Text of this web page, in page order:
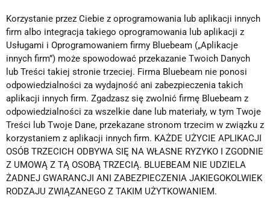
Korzystanie przez Ciebie z oprogramowania lub aplikacji innych
firm albo integracja takiego oprogramowania lub aplikacji z
Usługami i Oprogramowaniem firmy Bluebeam („Aplikacje
innych firm”) może spowodować przekazanie Twoich Danych
lub Treści takiej stronie trzeciej. Firma Bluebeam nie ponosi
odpowiedzialności za wydajność ani zabezpieczenia takich
aplikacji innych firm. Zgadzasz się zwolnić firmę Bluebeam z
odpowiedzialności za wszelkie dane lub materiały, w tym Twoje
Treści lub Twoje Dane, przekazane stronom trzecim w związku z
korzystaniem z aplikacji innych firm. KAŻDE UŻYCIE APLIKACJI
OSÓB TRZECICH ODBYWA SIĘ NA WŁASNE RYZYKO I ZGODNIE
Z UMOWĄ Z TĄ OSOBĄ TRZECIĄ. BLUEBEAM NIE UDZIELA
ŻADNEJ GWARANCJI ANI ZABEZPIECZENIA JAKIEGOKOLWIEK
RODZAJU ZWIĄZANEGO Z TAKIM UŻYTKOWANIEM.